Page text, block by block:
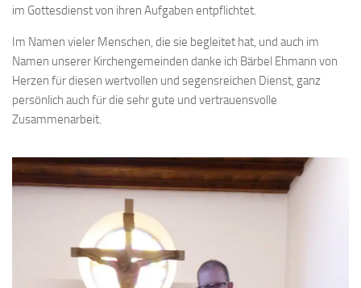
im Gottesdienst von ihren Aufgaben entpflichtet.
Im Namen vieler Menschen, die sie begleitet hat, und auch im
Namen unserer Kirchengemeinden danke ich Bärbel Ehmann von
Herzen für diesen wertvollen und segensreichen Dienst, ganz
persönlich auch für die sehr gute und vertrauensvolle
Zusammenarbeit.